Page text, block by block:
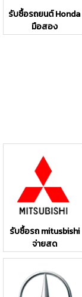
รับซื้อรถยนต์ Honda
มือสอง
รับซื้อรถ mitusbishi
จ่ายสด